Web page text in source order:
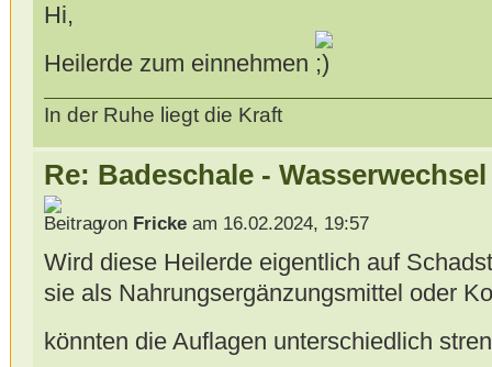
Hi,
Heilerde zum einnehmen
In der Ruhe liegt die Kraft
Re: Badeschale - Wasserwechsel
von Frickeam 16.02.2024, 19:57
Wird diese Heilerde eigentlich auf
sie als Nahrungsergänzungsmittel oder
könnten die Auflagen unterschiedlich